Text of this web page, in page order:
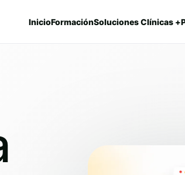
InicioFormaciónSoluciones Clínicas +